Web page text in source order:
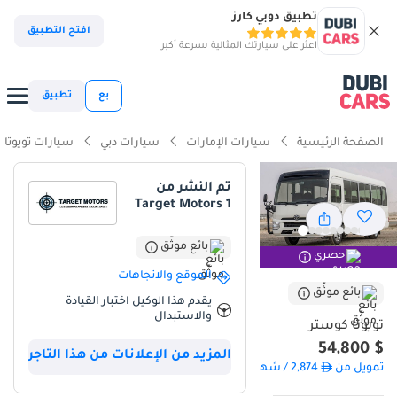
تطبيق دوبي كارز
اعثر على سيارتك المثالية بسرعة أكبر
افتح التطبيق
بع تطبيق
الصفحة الرئيسية سيارات الإمارات سيارات دبي سيارات تويوتا
حصري
بائع موثّق
تويوتا كوستر
$ 54,800
تمويل من 2,874/ شهر
تم النشر من
Target Motors 1
بائع موثّق
الموقع والاتجاهات
يقدم هذا الوكيل اختبار القيادة
والاستبدال
المزيد من الإعلانات من هذا التاجر
ذكاء دوبي كارز
ذكاء دوبيكارز
سعة 7 مقاعد أو أكثر مع مقاعد الكابتن
أقل معدل استهلاك في فئته
أكبر خزان وقود في فئته
ملخص
يمثل هذا الطراز الجديد لعام 2025 المعيار الأمثل للنقل التجاري والخاص
للمجموعات في دول مجلس التعاون الخليجي. وباعتباره طرازًا جديدًا كليًا،
فإنه يوفر راحة البال بفضل انعدام التلف الناتج عن الاستخدام، إلى جانب
موثوقيته الأسطورية التي تجعله ركيزة أساسية لعمليات أساطيل النقل